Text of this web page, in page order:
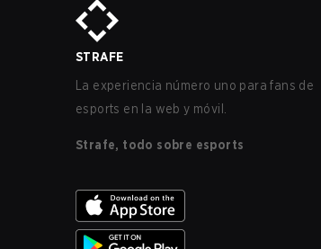
STRAFE
La experiencia número uno para fans de
esports en la web y móvil.
Strafe, todo sobre esports